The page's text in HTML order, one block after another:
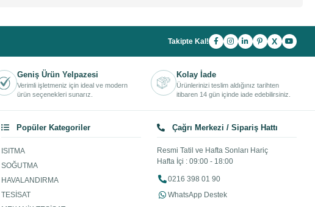
Takipte Kal! X
Geniş Ürün Yelpazesi
Verimli işletmeniz için ideal ve modern
ürün seçenekleri sunarız.
Kolay İade
Ürünlerinizi teslim aldığınız tarihten
itibaren 14 gün içinde iade edebilirsiniz.
Popüler Kategoriler
ISITMA
SOĞUTMA
HAVALANDIRMA
TESİSAT
Çağrı Merkezi / Sipariş Hattı
Resmi Tatil ve Hafta Sonları Hariç
Hafta İçi : 09:00 - 18:00
0216 398 01 90
WhatsApp Destek